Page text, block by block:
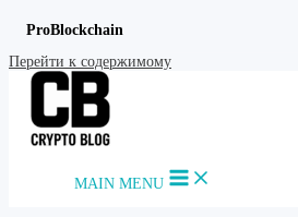
ProBlockchain
Перейти к содержимому
MAIN MENU